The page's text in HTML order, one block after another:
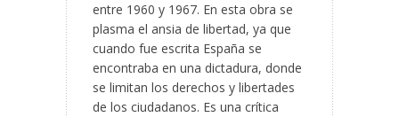
entre 1960 y 1967. En esta obra se
plasma el ansia de libertad, ya que
cuando fue escrita España se
encontraba en una dictadura, donde
se limitan los derechos y libertades
de los ciudadanos. Es una crítica